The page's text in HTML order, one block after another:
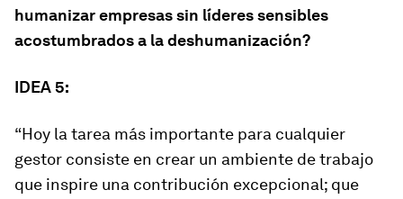
humanizar empresas sin líderes sensibles
acostumbrados a la deshumanización?
IDEA 5:
“Hoy la tarea más importante para cualquier
gestor consiste en crear un ambiente de trabajo
que inspire una contribución excepcional; que